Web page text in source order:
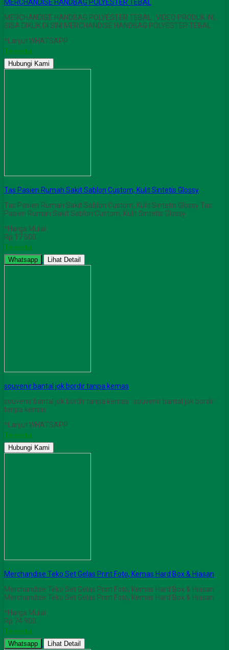
MERCHANDISE HANDBAG POLYESTER TEBAL
MERCHANDISE HANDBAG POLYESTER TEBAL VIDEO PRODUK INI,
BISA DIKLIK DI SINI MERCHANDISE HANDBAG POLYESTER TEBAL
*Lanjut WHATSAPP
Tersedia
Hubungi Kami
Tas Pasien Rumah Sakit Sablon Custom, Kulit Sintetis Glossy
Tas Pasien Rumah Sakit Sablon Custom, Kulit Sintetis Glossy Tas
Pasien Rumah Sakit Sablon Custom, Kulit Sintetis Glossy
*Harga Mulai
Rp 17.500
Tersedia
Whatsapp Lihat Detail
souvenir bantal jok bordir tanpa kemas
souvenir bantal jok bordir tanpa kemas souvenir bantal jok bordir
tanpa kemas
*Lanjut WHATSAPP
Tersedia
Hubungi Kami
Merchandise Teko Set Gelas Print Foto, Kemas Hard Box & Hiasan
Merchandise Teko Set Gelas Print Foto, Kemas Hard Box & Hiasan
Merchandise Teko Set Gelas Print Foto, Kemas Hard Box & Hiasan
*Harga Mulai
Rp 74.900
Tersedia
Whatsapp Lihat Detail